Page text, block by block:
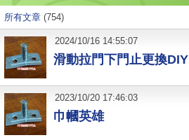
所有文章 (754)
滑動拉門下門止更換DIY
2024/10/16 14:55:07
巾幗英雄
2023/10/20 17:46:03